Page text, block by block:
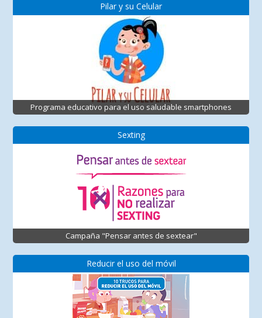
Pilar y su Celular
Programa educativo para el uso saludable smartphones
Sexting
Campaña "Pensar antes de sextear"
Reducir el uso del móvil